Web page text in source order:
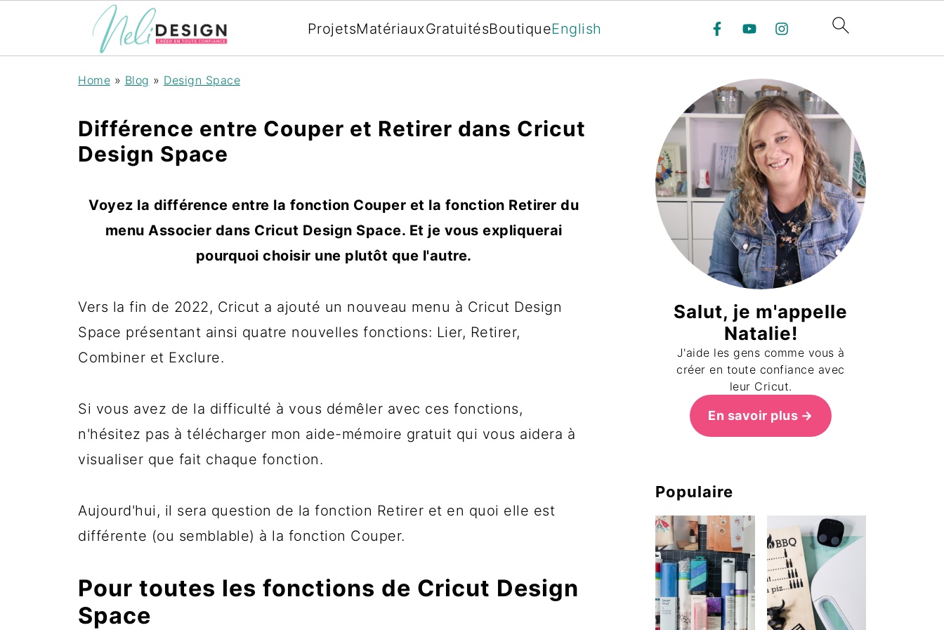
ProjetsMatériauxGratuitésBoutiqueEnglish
Home » Blog » Design Space
Différence entre Couper et Retirer dans Cricut
Design Space
Voyez la différence entre la fonction Couper et la fonction Retirer du
menu Associer dans Cricut Design Space. Et je vous expliquerai
pourquoi choisir une plutôt que l'autre.
Vers la fin de 2022, Cricut a ajouté un nouveau menu à Cricut Design
Space présentant ainsi quatre nouvelles fonctions: Lier, Retirer,
Combiner et Exclure.
Si vous avez de la difficulté à vous démêler avec ces fonctions,
n'hésitez pas à télécharger mon aide-mémoire gratuit qui vous aidera à
visualiser que fait chaque fonction.
Aujourd'hui, il sera question de la fonction Retirer et en quoi elle est
différente (ou semblable) à la fonction Couper.
Pour toutes les fonctions de Cricut Design
Space
Salut, je m'appelle
Natalie!
J'aide les gens comme vous à
créer en toute confiance avec
leur Cricut.
En savoir plus
Populaire